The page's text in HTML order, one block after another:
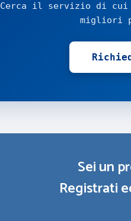
Cerca il servizio di
migliori
Sei un
Registrati